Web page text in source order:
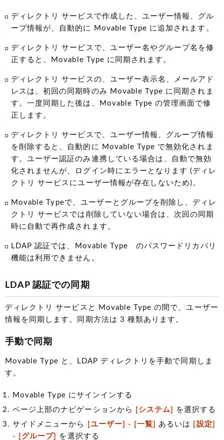
ディレクトリ サービスで作成した、ユーザー情報、グル
ープ情報が、自動的に Movable Type に追加されます。
ディレクトリ サービスで、ユーザー名やグループ名を修
正すると、Movable Type に同期されます。
ディレクトリ サービスの、ユーザー表示名、メールアド
レスは、初回の同期時のみ Movable Type に同期されま
す。一度同期した後は、Movable Type の管理画面で修
正します。
ディレクトリ サービスで、ユーザー情報、グループ情報
を削除すると、自動的に Movable Type で無効化されま
す。ユーザー認証のみ連携している場合は、自動で無効
化されませんが、ログイン時にエラーとなります(ディレ
クトリ サービスにユーザー情報が存在しないため)。
Movable Typeで、ユーザーとグループを削除し、ディレ
クトリ サービスでは削除していない場合は、次回の同期
時に自動で再作成されます。
LDAP 認証では、Movable Type のパスワードリカバリ
機能は利用できません。
LDAP 認証での同期
ディレクトリ サービスと Movable Type の間で、ユーザー
情報を同期します。同期方法は 3 種類あります。
手動で同期
Movable Type と、LDAP ディレクトリを手動で同期しま
す。
Movable Type にサインインする
ページ上部のナビゲーションから
[システム]
を選択する
サイドメニューから
[ユーザー] - [一覧] あるいは
[設定]
- [グループ]
を選択する